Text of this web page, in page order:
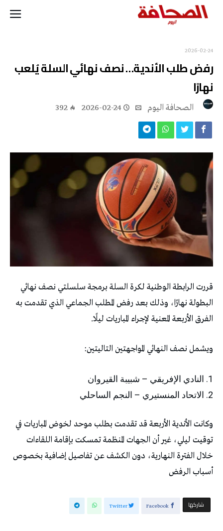
2026-02-24
رفض طلب الأندية… نصف نهائي السلة يُلعب
نهارًا
2026-02-24
392
قررت الرابطة الوطنية لكرة السلة برمجة سلسلتي نصف نهائي
البطولة نهارًا، وذلك بعد رفض المطلب الجماعي الذي تقدمت به
الفرق الأربعة المعنية لإجراء المباريات ليلًا.
ويشمل نصف النهائي المواجهتين التاليتين:
النادي الإفريقي – شبيبة القيروان
الاتحاد المنستيري – النجم الساحلي
وكانت الأندية الأربعة قد تقدمت بطلب موحد لخوض المباريات في
توقيت ليلي، غير أن الجهات المنظمة تمسكت بإقامة اللقاءات
خلال الفترة النهارية، دون الكشف عن تفاصيل إضافية بخصوص
أسباب الرفض
‫‫ شاركها‬ Facebook
Twitter